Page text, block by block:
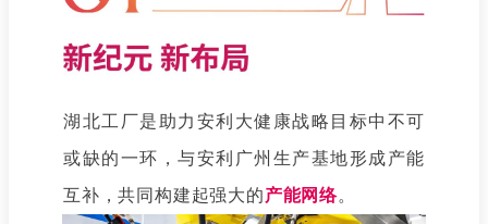
湖北工厂是助力安利大健康战略目标中不可
或缺的一环，与安利广州生产基地形成产能
互补，共同构建起强大的产能网络。